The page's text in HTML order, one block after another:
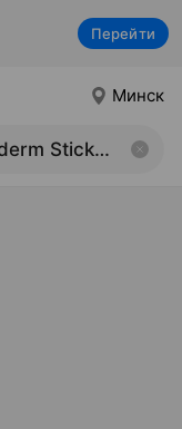
Перейти
Минск